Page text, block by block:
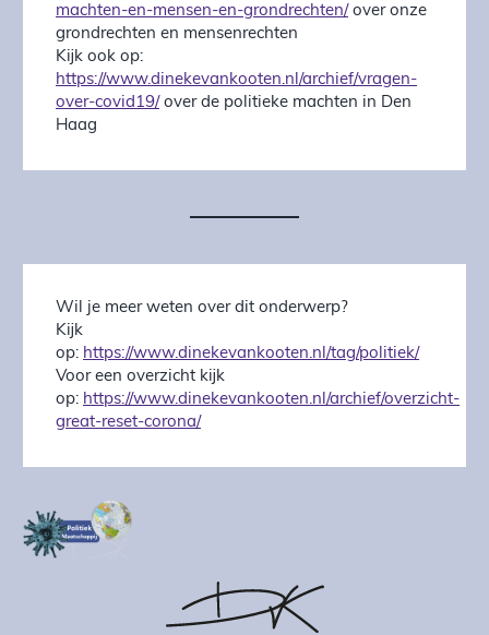
machten-en-mensen-en-grondrechten/ over onze
grondrechten en mensenrechten
Kijk ook op:
https://www.dinekevankooten.nl/archief/vragen-
over-covid19/ over de politieke machten in Den
Haag
Wil je meer weten over dit onderwerp?
Kijk
op: https://www.dinekevankooten.nl/tag/politiek/
Voor een overzicht kijk
op: https://www.dinekevankooten.nl/archief/overzicht-
great-reset-corona/